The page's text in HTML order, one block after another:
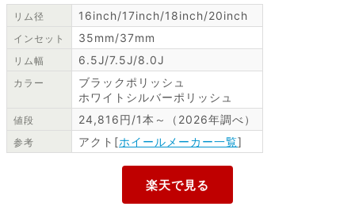
リム径 16inch/17inch/18inch/20inch
インセット 35mm/37mm
リム幅 6.5J/7.5J/8.0J
カラー
ブラックポリッシュ
ホワイトシルバーポリッシュ
値段 24,816円/1本～（2026年調べ）
参考 アクト[ホイールメーカー一覧]